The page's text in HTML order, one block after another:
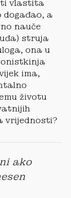
vlastita
a
nauče
struja
ona u
ima,
životu
vrijednosti?
ako